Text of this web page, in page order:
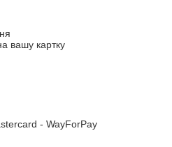
вашу картку
- WayForPay